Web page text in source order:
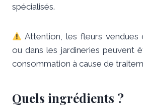
spécialisés.
Attention, les fleurs vendues
ou dans les jardineries peuvent
consommation à cause de
Quels ingrédients ?